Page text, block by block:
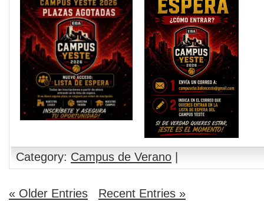
Category: Campus de Verano
« Older Entries Recent Entries »